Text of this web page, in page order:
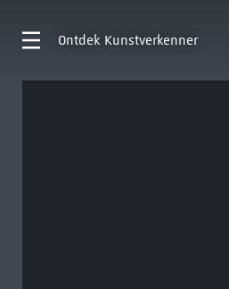
Ontdek Kunstverkenner